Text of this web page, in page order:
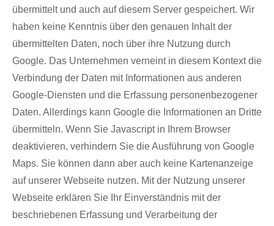
übermittelt und auch auf diesem Server gespeichert. Wir
haben keine Kenntnis über den genauen Inhalt der
übermittelten Daten, noch über ihre Nutzung durch
Google. Das Unternehmen verneint in diesem Kontext die
Verbindung der Daten mit Informationen aus anderen
Google-Diensten und die Erfassung personenbezogener
Daten. Allerdings kann Google die Informationen an Dritte
übermitteln. Wenn Sie Javascript in Ihrem Browser
deaktivieren, verhindern Sie die Ausführung von Google
Maps. Sie können dann aber auch keine Kartenanzeige
auf unserer Webseite nutzen. Mit der Nutzung unserer
Webseite erklären Sie Ihr Einverständnis mit der
beschriebenen Erfassung und Verarbeitung der